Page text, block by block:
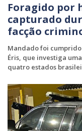
Foragido por
capturado
facção
Mandado foi
Éris, que investiga
quatro estados